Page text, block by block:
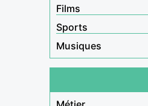
Films
Sports
Musiques